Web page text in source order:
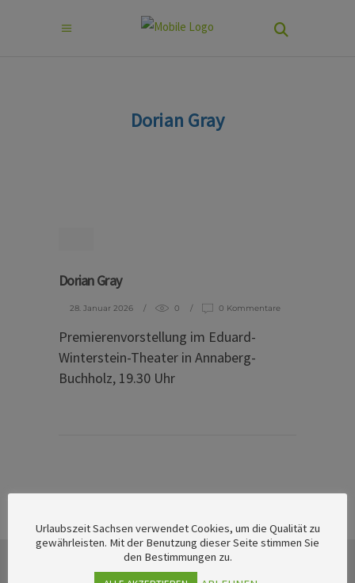
Dorian Gray
Dorian Gray
28. Januar 2026 0 0 Kommentare
Premierenvorstellung im Eduard-
Winterstein-Theater in Annaberg-
Buchholz, 19.30 Uhr
Urlaubszeit Sachsen verwendet Cookies, um die Qualität zu
gewährleisten. Mit der Benutzung dieser Seite stimmen Sie
den Bestimmungen zu.